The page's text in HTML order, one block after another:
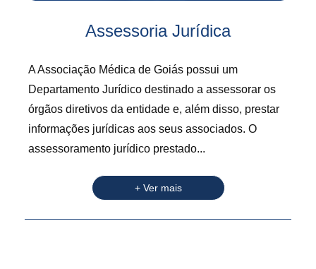
Assessoria Jurídica
A Associação Médica de Goiás possui um
Departamento Jurídico destinado a assessorar os
órgãos diretivos da entidade e, além disso, prestar
informações jurídicas aos seus associados. O
assessoramento jurídico prestado...
+ Ver mais